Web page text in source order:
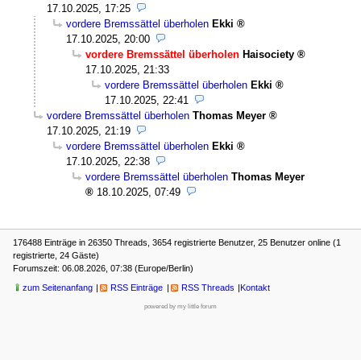
17.10.2025, 17:25
vordere Bremssättel überholen Ekki
17.10.2025, 20:00
vordere Bremssättel überholen Haisociety
17.10.2025, 21:33
vordere Bremssättel überholen Ekki
17.10.2025, 22:41
vordere Bremssättel überholen Thomas Meyer
17.10.2025, 21:19
vordere Bremssättel überholen Ekki
17.10.2025, 22:38
vordere Bremssättel überholen Thomas Meyer
18.10.2025, 07:49
176488 Einträge in 26350 Threads, 3654 registrierte Benutzer, 25 Benutzer online (1
registrierte, 24 Gäste)
Forumszeit: 06.08.2026, 07:38 (Europe/Berlin)
zum Seitenanfang RSS Einträge RSS Threads Kontakt
powered by my little forum